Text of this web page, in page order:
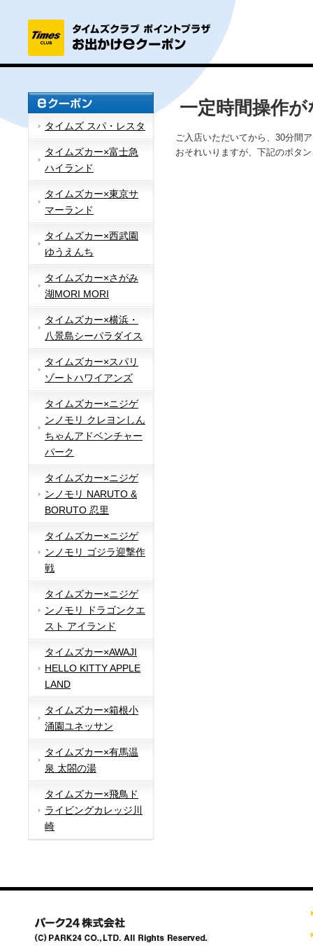
タイムズ スパ・レスタ
タイムズカー×富士急
ハイランド
タイムズカー×東京サ
マーランド
タイムズカー×西武園
ゆうえんち
タイムズカー×さがみ
湖MORI MORI
タイムズカー×横浜・
八景島シーパラダイス
タイムズカー×スパリ
ゾートハワイアンズ
タイムズカー×ニジゲ
ンノモリ クレヨンしん
ちゃんアドベンチャー
パーク
タイムズカー×ニジゲ
ンノモリ NARUTO &
BORUTO 忍里
タイムズカー×ニジゲ
ンノモリ ゴジラ迎撃作
戦
タイムズカー×ニジゲ
ンノモリ ドラゴンクエ
スト アイランド
タイムズカー×AWAJI
HELLO KITTY APPLE
LAND
タイムズカー×箱根小
涌園ユネッサン
タイムズカー×有馬温
泉 太閤の湯
タイムズカー×飛鳥ド
ライビングカレッジ川
崎
一定時間操作
ご入店いただいてから、30分間
おそれいりますが、下記のボタ